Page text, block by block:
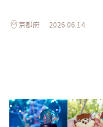
京都府 2026.06.14